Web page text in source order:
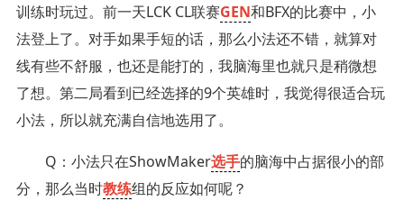
训练时玩过。前一天LCK CL联赛GEN和BFX的比赛中，小
法登上了。对手如果手短的话，那么小法还不错，就算对
线有些不舒服，也还是能打的，我脑海里也就只是稍微想
了想。第二局看到已经选择的9个英雄时，我觉得很适合玩
小法，所以就充满自信地选用了。
Q：小法只在ShowMaker选手的脑海中占据很小的部
分，那么当时教练组的反应如何呢？